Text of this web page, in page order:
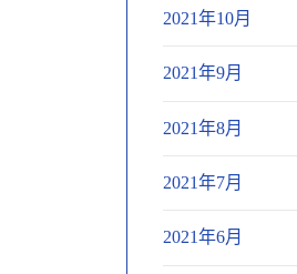
2021年10月
2021年9月
2021年8月
2021年7月
2021年6月